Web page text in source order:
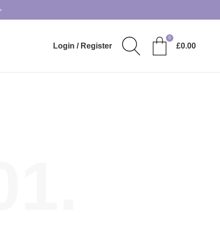
Login / Register
0
£0.00